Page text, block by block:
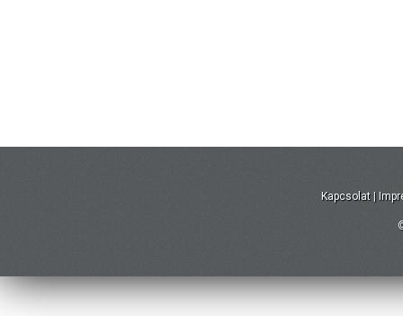
Kapcsolat |